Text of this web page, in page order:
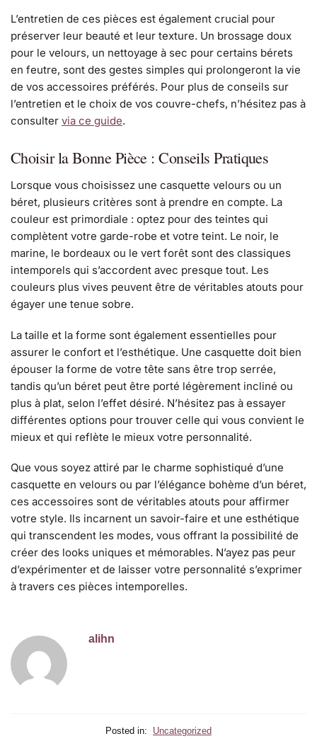
L’entretien de ces pièces est également crucial pour
préserver leur beauté et leur texture. Un brossage doux
pour le velours, un nettoyage à sec pour certains bérets
en feutre, sont des gestes simples qui prolongeront la vie
de vos accessoires préférés. Pour plus de conseils sur
l’entretien et le choix de vos couvre-chefs, n’hésitez pas à
consulter via ce guide.
Choisir la Bonne Pièce : Conseils Pratiques
Lorsque vous choisissez une casquette velours ou un
béret, plusieurs critères sont à prendre en compte. La
couleur est primordiale : optez pour des teintes qui
complètent votre garde-robe et votre teint. Le noir, le
marine, le bordeaux ou le vert forêt sont des classiques
intemporels qui s’accordent avec presque tout. Les
couleurs plus vives peuvent être de véritables atouts pour
égayer une tenue sobre.
La taille et la forme sont également essentielles pour
assurer le confort et l’esthétique. Une casquette doit bien
épouser la forme de votre tête sans être trop serrée,
tandis qu’un béret peut être porté légèrement incliné ou
plus à plat, selon l’effet désiré. N’hésitez pas à essayer
différentes options pour trouver celle qui vous convient le
mieux et qui reflète le mieux votre personnalité.
Que vous soyez attiré par le charme sophistiqué d’une
casquette en velours ou par l’élégance bohème d’un béret,
ces accessoires sont de véritables atouts pour affirmer
votre style. Ils incarnent un savoir-faire et une esthétique
qui transcendent les modes, vous offrant la possibilité de
créer des looks uniques et mémorables. N’ayez pas peur
d’expérimenter et de laisser votre personnalité s’exprimer
à travers ces pièces intemporelles.
alihn
Posted in: Uncategorized